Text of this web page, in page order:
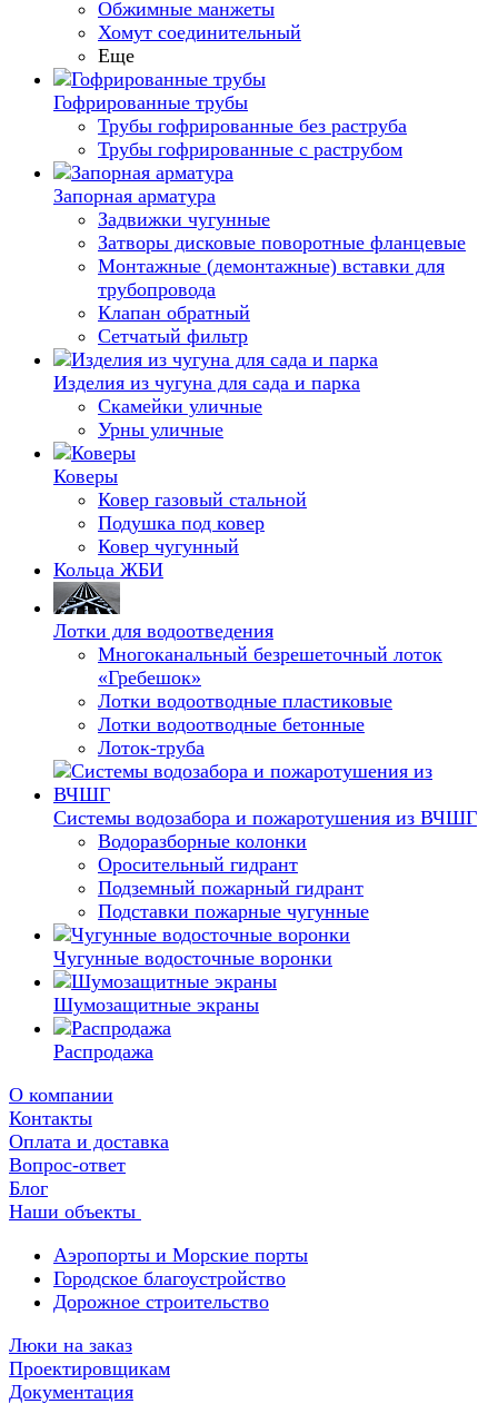
Обжимные манжеты
Хомут соединительный
Еще
Гофрированные трубы
Трубы гофрированные без раструба
Трубы гофрированные с раструбом
Запорная арматура
Задвижки чугунные
Затворы дисковые поворотные фланцевые
Монтажные (демонтажные) вставки для
трубопровода
Клапан обратный
Сетчатый фильтр
Изделия из чугуна для сада и парка
Скамейки уличные
Урны уличные
Коверы
Ковер газовый стальной
Подушка под ковер
Ковер чугунный
Кольца ЖБИ
Лотки для водоотведения
Многоканальный безрешеточный лоток
«Гребешок»
Лотки водоотводные пластиковые
Лотки водоотводные бетонные
Лоток-труба
Системы водозабора и пожаротушения из ВЧШГ
Водоразборные колонки
Оросительный гидрант
Подземный пожарный гидрант
Подставки пожарные чугунные
Чугунные водосточные воронки
Шумозащитные экраны
Распродажа
О компании
Контакты
Оплата и доставка
Вопрос-ответ
Блог
Наши объекты
Аэропорты и Морские порты
Городское благоустройство
Дорожное строительство
Люки на заказ
Проектировщикам
Документация